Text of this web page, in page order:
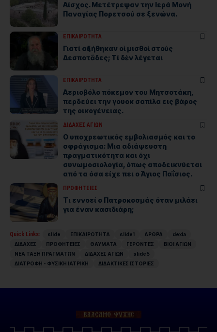
Αίσχος. Μετέτρεψαν την Ιερά Μονή
Παναγίας Πορετσού σε ξενώνα.
ΕΠΙΚΑΙΡΟΤΗΤΑ
Γιατί αὐξήθηκαν οἱ μισθοὶ στοὺς
Δεσποτᾶδες; Τί δὲν λέγεται
ΕΠΙΚΑΙΡΟΤΗΤΑ
Αεριοβόλο πόκεμον του Μητσοτάκη,
περδεύει την γουοκ σαπίλα εις βάρος
της οικογένειας.
ΔΙΔΑΧΕΣ ΑΓΙΩΝ
Ο υποχρεωτικός εμβολιασμός και το
σφράγισμα: Μια αδιάψευστη
πραγματικότητα και όχι
συνωμοσιολογία, όπως αποδεικνύεται
από τα όσα είχε πει ο Άγιος Παΐσιος.
ΠΡΟΦΗΤΕΙΕΣ
Τι εννοεί ο Πατροκοσμάς όταν μιλάει
για έναν κασιδιάρη;
Quick Links: slide ΕΠΙΚΑΙΡΟΤΗΤΑ slide1 ΑΡΘΡΑ
dexia
ΔΙΔΑΧΕΣ
ΠΡΟΦΗΤΕΙΕΣ ΘΑΥΜΑΤΑ ΓΕΡΟΝΤΕΣ
ΒΙΟΙ ΑΓΙΩΝ
ΝΕΑ ΤΑΞΗ ΠΡΑΓΜΑΤΩΝ
ΔΙΔΑΧΕΣ ΑΓΙΩΝ
slide5
ΔΙΑΤΡΟΦΗ - ΦΥΣΙΚΗ ΙΑΤΡΙΚΗ
ΔΙΔΑΚΤΙΚΕΣ ΙΣΤΟΡΙΕΣ